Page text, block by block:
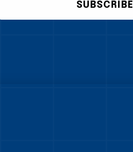
SUBSCRIBE